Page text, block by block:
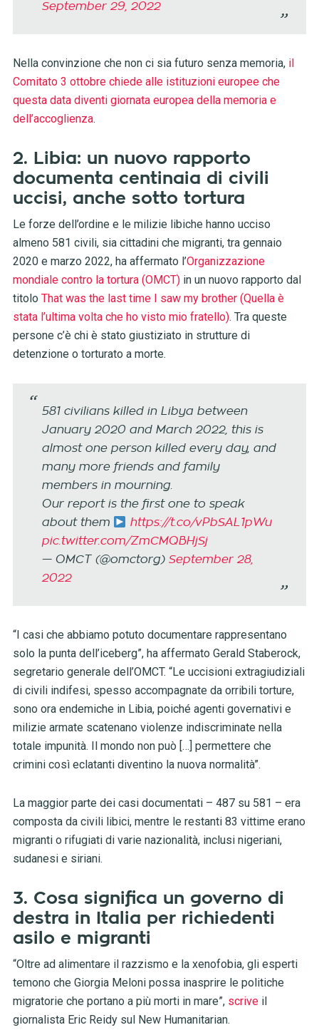
September 29, 2022
Nella convinzione che non ci sia futuro senza memoria, il
Comitato 3 ottobre chiede alle istituzioni europee che
questa data diventi giornata europea della memoria e
dell’accoglienza.
2. Libia: un nuovo rapporto
documenta centinaia di civili
uccisi, anche sotto tortura
Le forze dell’ordine e le milizie libiche hanno ucciso
almeno 581 civili, sia cittadini che migranti, tra gennaio
2020 e marzo 2022, ha affermato l’Organizzazione
mondiale contro la tortura (OMCT)in un nuovo rapporto dal
titolo That was the last time I saw my brother (Quella è
stata l’ultima volta che ho visto mio fratello). Tra queste
persone c’è chi è stato giustiziato in strutture di
detenzione o torturato a morte.
581 civilians killed in Libya between
January 2020 and March 2022, this is
almost one person killed every day, and
many more friends and family
members in mourning.
Our report is the first one to speak
about them
https://t.co/vPbSAL1pWu
pic.twitter.com/ZmCMQBHjSj
— OMCT (@omctorg) September 28,
2022
“I casi che abbiamo potuto documentare rappresentano
solo la punta dell’iceberg”, ha affermato Gerald Staberock,
segretario generale dell’OMCT. “Le uccisioni extragiudiziali
di civili indifesi, spesso accompagnate da orribili torture,
sono ora endemiche in Libia, poiché agenti governativi e
milizie armate scatenano violenze indiscriminate nella
totale impunità. Il mondo non può […] permettere che
crimini così eclatanti diventino la nuova normalità”.
La maggior parte dei casi documentati – 487 su 581 – era
composta da civili libici, mentre le restanti 83 vittime erano
migranti o rifugiati di varie nazionalità, inclusi nigeriani,
sudanesi e siriani.
3. Cosa significa un governo di
destra in Italia per richiedenti
asilo e migranti
“Oltre ad alimentare il razzismo e la xenofobia, gli esperti
temono che Giorgia Meloni possa inasprire le politiche
migratorie che portano a più morti in mare”, scriveil
giornalista Eric Reidy sul New Humanitarian.